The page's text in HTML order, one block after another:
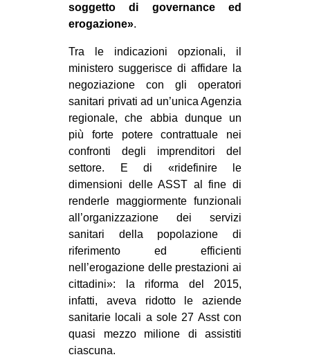
soggetto di governance ed
erogazione».
Tra le indicazioni opzionali, il
ministero suggerisce di affidare la
negoziazione con gli operatori
sanitari privati ad un’unica Agenzia
regionale, che abbia dunque un
più forte potere contrattuale nei
confronti degli imprenditori del
settore. E di «ridefinire le
dimensioni delle ASST al fine di
renderle maggiormente funzionali
all’organizzazione dei servizi
sanitari della popolazione di
riferimento ed efficienti
nell’erogazione delle prestazioni ai
cittadini»: la riforma del 2015,
infatti, aveva ridotto le aziende
sanitarie locali a sole 27 Asst con
quasi mezzo milione di assistiti
ciascuna.